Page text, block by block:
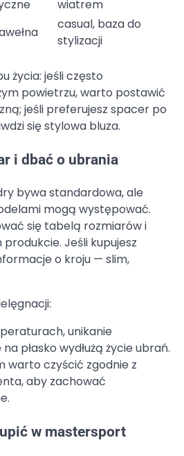
wiatrem
casual, baza do
stylizacji
życia: jeśli często
powietrzu, warto postawić
jeśli preferujesz spacer po
się stylowa bluza.
i dbać o ubrania
bywa standardowa, ale
mogą występować.
się tabelą rozmiarów i
Jeśli kupujesz
o kroju — slim,
unikanie
płasko wydłużą życie ubrań.
warto czyścić zgodnie z
aby zachować
w mastersport